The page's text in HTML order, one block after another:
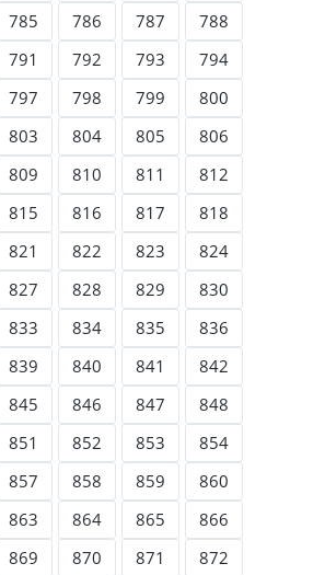
785 786 787
788
791 792 793
794
797 798 799
800
803 804 805
806
809 810 811
812
815 816 817
818
821 822 823
824
827 828 829
830
833 834 835
836
839 840 841
842
845 846 847
848
851 852 853
854
857 858 859
860
863 864 865
866
869 870 871
872